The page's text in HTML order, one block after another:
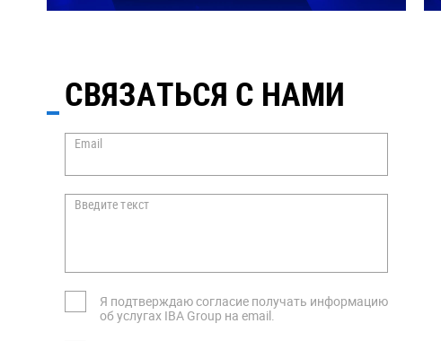
СВЯЗАТЬСЯ С НАМИ
Email
Введите текст
Я подтверждаю согласие получать информацию
об услугах IBA Group на email.